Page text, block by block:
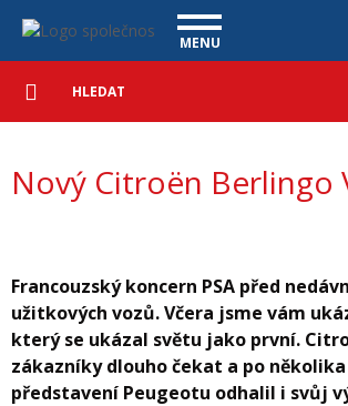
Nový Citroën Berlingo Van oficiálně - Vanscentre
Navigace
MENU
VÝKUP VOZŮ
ÚVĚR ZDARMA
CO NABÍZÍME
ONLINE VIDEO PROHLÍDKY
UPLATNĚNÍ VAD
NÁŠ TÝM
MAGAZÍN
Podrobné
vyhledávání
Vyhledat
Nový Citroën Berlingo
Francouzský koncern PSA před
užitkových vozů. Včera jsme vám
který se ukázal světu jako první.
zákazníky dlouho čekat a po
představení Peugeotu odhalil i svůj